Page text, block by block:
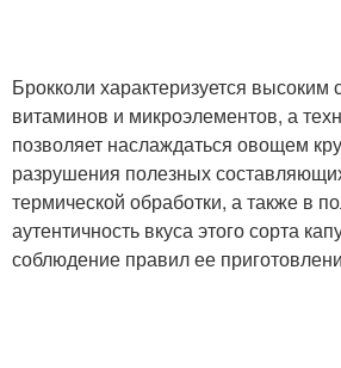
Брокколи характеризуется
витаминов и микроэлементов, а
позволяет наслаждаться овощем
разрушения полезных
термической обработки, а также в
аутентичность вкуса этого сорта
соблюдение правил ее